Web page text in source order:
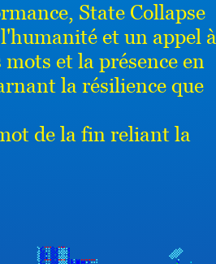
State Collapse
et un appel à
et la présence en
la résilience que
de la fin reliant la